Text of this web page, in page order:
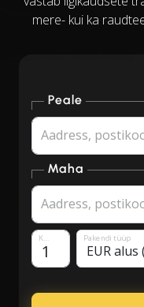
mere- kui ka
Peale
Aadress,
Maha
Aadress,
Kogus Pakendi tüüp